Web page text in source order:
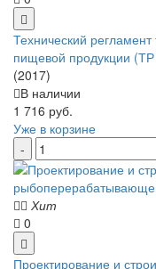
Технический
пищевой продукции
(2017)
В наличии
1 716 руб.
Уже в корзине
Хит
0
Проектирование и